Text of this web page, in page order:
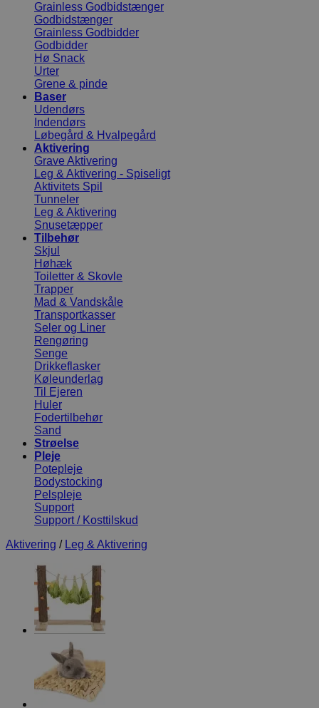
Grainless Godbidstænger
Godbidstænger
Grainless Godbidder
Godbidder
Hø Snack
Urter
Grene & pinde
Baser
Udendørs
Indendørs
Løbegård & Hvalpegård
Aktivering
Grave Aktivering
Leg & Aktivering - Spiseligt
Aktivitets Spil
Tunneler
Leg & Aktivering
Snusetæpper
Tilbehør
Skjul
Høhæk
Toiletter & Skovle
Trapper
Mad & Vandskåle
Transportkasser
Seler og Liner
Rengøring
Senge
Drikkeflasker
Køleunderlag
Til Ejeren
Huler
Fodertilbehør
Sand
Strøelse
Pleje
Potepleje
Bodystocking
Pelspleje
Support
Support / Kosttilskud
Aktivering / Leg & Aktivering